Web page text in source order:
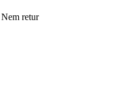
Nem retur